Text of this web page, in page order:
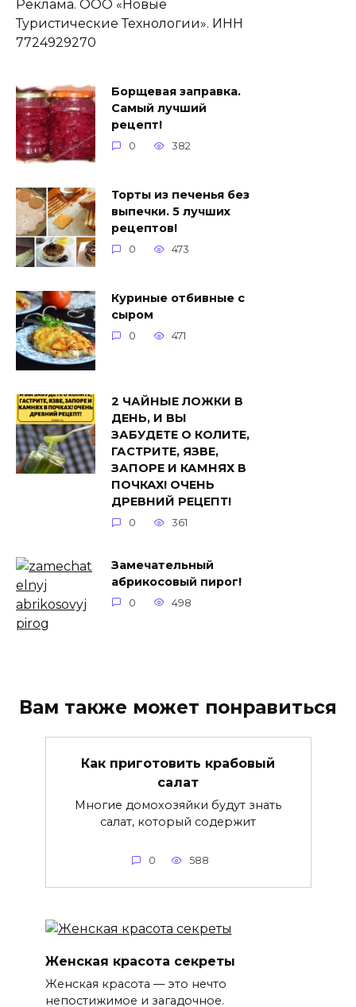
Реклама. ООО «Новые
Туристические Технологии». ИНН
7724929270
Борщевая заправка.
Самый лучший
рецепт!
0 382
Торты из печенья без
выпечки. 5 лучших
рецептов!
0 473
Куриные отбивные с
сыром
0 471
2 ЧАЙНЫЕ ЛОЖКИ В
ДЕНЬ, И ВЫ
ЗАБУДЕТЕ О КОЛИТЕ,
ГАСТРИТЕ, ЯЗВЕ,
ЗАПОРЕ И КАМНЯХ В
ПОЧКАХ! ОЧЕНЬ
ДРЕВНИЙ РЕЦЕПТ!
0 361
Замечательный
абрикосовый пирог!
0 498
Вам также может понравиться
Как приготовить крабовый
салат
Многие домохозяйки будут знать
салат, который содержит
0 588
Женская красота секреты
Женская красота — это нечто
непостижимое и загадочное.